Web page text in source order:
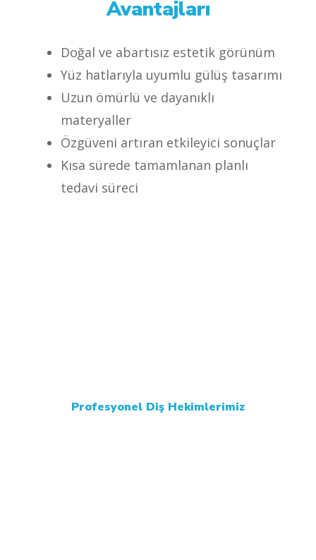
Avantajları
Doğal ve abartısız estetik görünüm
Yüz hatlarıyla uyumlu gülüş tasarımı
Uzun ömürlü ve dayanıklı
materyaller
Özgüveni artıran etkileyici sonuçlar
Kısa sürede tamamlanan planlı
tedavi süreci
Profesyonel Diş Hekimlerimiz